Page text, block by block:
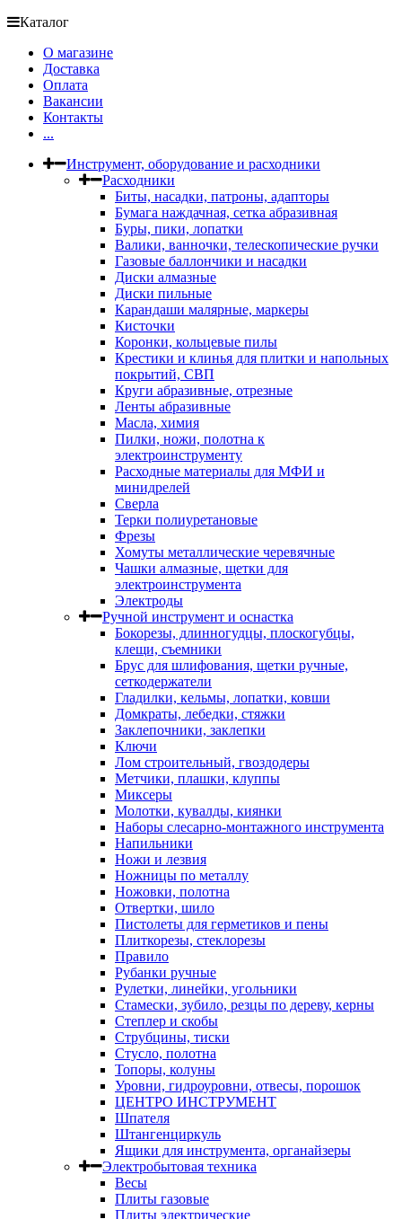
Каталог
О магазине
Доставка
Оплата
Вакансии
Контакты
...
Инструмент, оборудование и расходники
Расходники
Биты, насадки, патроны, адапторы
Бумага наждачная, сетка абразивная
Буры, пики, лопатки
Валики, ванночки, телескопические ручки
Газовые баллончики и насадки
Диски алмазные
Диски пильные
Карандаши малярные, маркеры
Кисточки
Коронки, кольцевые пилы
Крестики и клинья для плитки и напольных
покрытий, СВП
Круги абразивные, отрезные
Ленты абразивные
Масла, химия
Пилки, ножи, полотна к
электроинструменту
Расходные материалы для МФИ и
минидрелей
Сверла
Терки полиуретановые
Фрезы
Хомуты металлические черевячные
Чашки алмазные, щетки для
электроинструмента
Электроды
Ручной инструмент и оснастка
Бокорезы, длинногудцы, плоскогубцы,
клещи, съемники
Брус для шлифования, щетки ручные,
сеткодержатели
Гладилки, кельмы, лопатки, ковши
Домкраты, лебедки, стяжки
Заклепочники, заклепки
Ключи
Лом строительный, гвоздодеры
Метчики, плашки, клуппы
Миксеры
Молотки, кувалды, киянки
Наборы слесарно-монтажного инструмента
Напильники
Ножи и лезвия
Ножницы по металлу
Ножовки, полотна
Отвертки, шило
Пистолеты для герметиков и пены
Плиткорезы, стеклорезы
Правило
Рубанки ручные
Рулетки, линейки, угольники
Стамески, зубило, резцы по дереву, керны
Степлер и скобы
Струбцины, тиски
Стусло, полотна
Топоры, колуны
Уровни, гидроуровни, отвесы, порошок
ЦЕНТРО ИНСТРУМЕНТ
Шпателя
Штангенциркуль
Ящики для инструмента, органайзеры
Электробытовая техника
Весы
Плиты газовые
Плиты электрические